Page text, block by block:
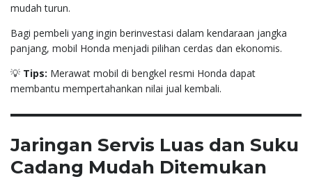
mudah turun.
Bagi pembeli yang ingin berinvestasi dalam kendaraan jangka
panjang, mobil Honda menjadi pilihan cerdas dan ekonomis.
💡 Tips: Merawat mobil di bengkel resmi Honda dapat
membantu mempertahankan nilai jual kembali.
Jaringan Servis Luas dan Suku
Cadang Mudah Ditemukan